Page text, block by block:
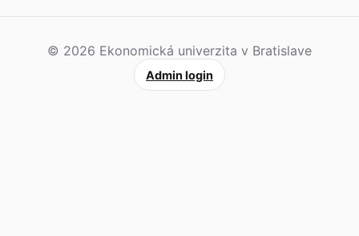
© 2026 Ekonomická univerzita v Bratislave
Admin login